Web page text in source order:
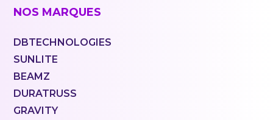
NOS MARQUES
DBTECHNOLOGIES
SUNLITE
BEAMZ
DURATRUSS
GRAVITY